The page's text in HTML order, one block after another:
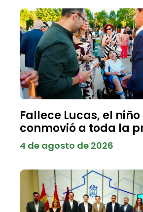
Fallece Lucas, el
conmovió a toda la
4 de agosto de 2026